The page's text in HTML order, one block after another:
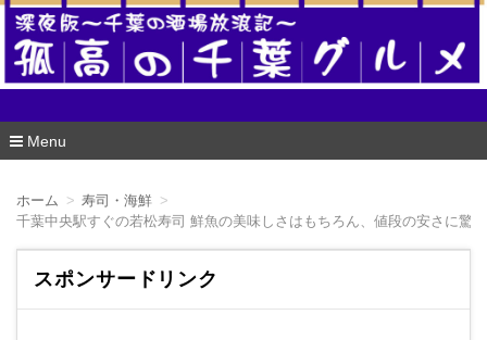
酒場版 孤高の千葉グルメ
Menu
ホーム
寿司・海鮮
千葉中央駅すぐの若松寿司 鮮魚の美味しさはもちろん、値段の安さに驚
スポンサードリンク